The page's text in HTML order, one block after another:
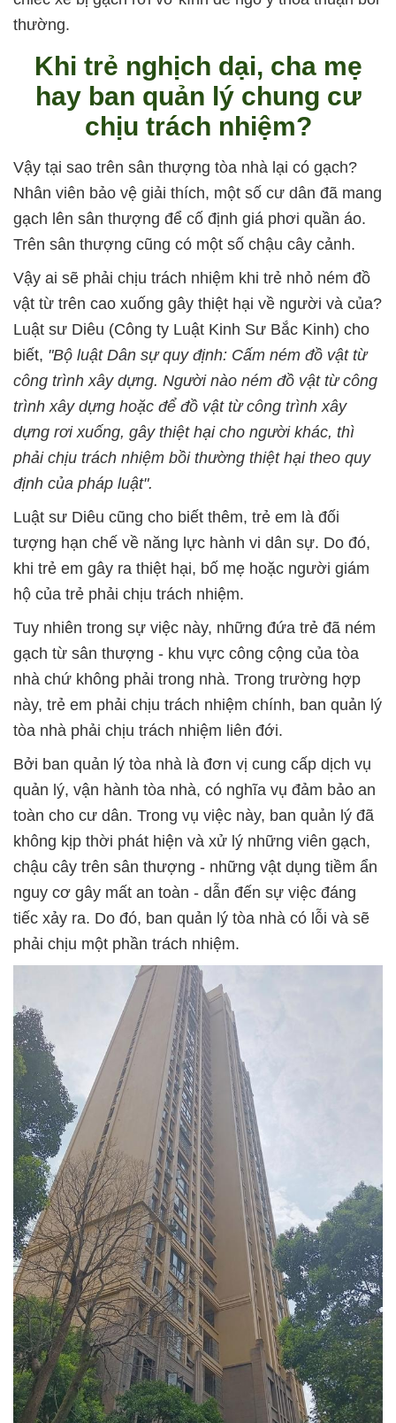
thường.
Khi trẻ nghịch dại, cha mẹ
hay ban quản lý chung cư
chịu trách nhiệm?
Vậy tại sao trên sân thượng tòa nhà lại có gạch?
Nhân viên bảo vệ giải thích, một số cư dân đã mang
gạch lên sân thượng để cố định giá phơi quần áo.
Trên sân thượng cũng có một số chậu cây cảnh.
Vậy ai sẽ phải chịu trách nhiệm khi trẻ nhỏ ném đồ
vật từ trên cao xuống gây thiệt hại về người và của?
Luật sư Diêu (Công ty Luật Kinh Sư Bắc Kinh) cho
biết, "Bộ luật Dân sự quy định: Cấm ném đồ vật từ
công trình xây dựng. Người nào ném đồ vật từ công
trình xây dựng hoặc để đồ vật từ công trình xây
dựng rơi xuống, gây thiệt hại cho người khác, thì
phải chịu trách nhiệm bồi thường thiệt hại theo quy
định của pháp luật".
Luật sư Diêu cũng cho biết thêm, trẻ em là đối
tượng hạn chế về năng lực hành vi dân sự. Do đó,
khi trẻ em gây ra thiệt hại, bố mẹ hoặc người giám
hộ của trẻ phải chịu trách nhiệm.
Tuy nhiên trong sự việc này, những đứa trẻ đã ném
gạch từ sân thượng - khu vực công cộng của tòa
nhà chứ không phải trong nhà. Trong trường hợp
này, trẻ em phải chịu trách nhiệm chính, ban quản lý
tòa nhà phải chịu trách nhiệm liên đới.
Bởi ban quản lý tòa nhà là đơn vị cung cấp dịch vụ
quản lý, vận hành tòa nhà, có nghĩa vụ đảm bảo an
toàn cho cư dân. Trong vụ việc này, ban quản lý đã
không kịp thời phát hiện và xử lý những viên gạch,
chậu cây trên sân thượng - những vật dụng tiềm ẩn
nguy cơ gây mất an toàn - dẫn đến sự việc đáng
tiếc xảy ra. Do đó, ban quản lý tòa nhà có lỗi và sẽ
phải chịu một phần trách nhiệm.